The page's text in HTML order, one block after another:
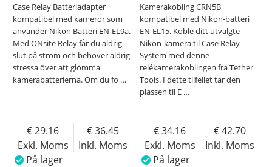
Case Relay Batteriadapter
kompatibel med kameror som
använder Nikon Batteri EN-EL9a.
Med ONsite Relay får du aldrig
slut på ström och behöver aldrig
stressa över att glömma
kamerabatterierna. Om du fo …
Exkl. Moms
29.16
Inkl. Moms
36.45
På lager
Kamerakobling CRN5B
kompatibel med Nikon-batteri
EN-EL15. Koble ditt utvalgte
Nikon-kamera til Case Relay
System med denne
relékamerakoblingen fra Tether
Tools. I dette tilfellet tar den
plassen til E …
Exkl. Moms
34.16
Inkl. Moms
42.70
På lager